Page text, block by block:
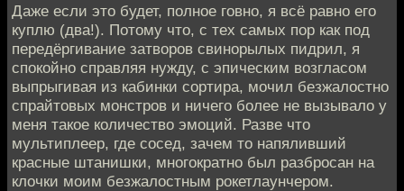
Даже если это будет, полное говно, я всё равно его
куплю (два!). Потому что, с тех самых пор как под
передёргивание затворов свинорылых пидрил, я
спокойно справляя нужду, с эпическим возгласом
выпрыгивая из кабинки сортира, мочил безжалостно
спрайтовых монстров и ничего более не вызывало у
меня такое количество эмоций. Разве что
мультиплеер, где сосед, зачем то напяливший
красные штанишки, многократно был разбросан на
клочки моим безжалостным рокетлаунчером.